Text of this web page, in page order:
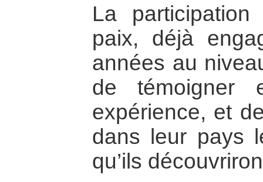
La
paix, déjà
années au
de témoigner
expérience, et
dans leur pays
qu’ils